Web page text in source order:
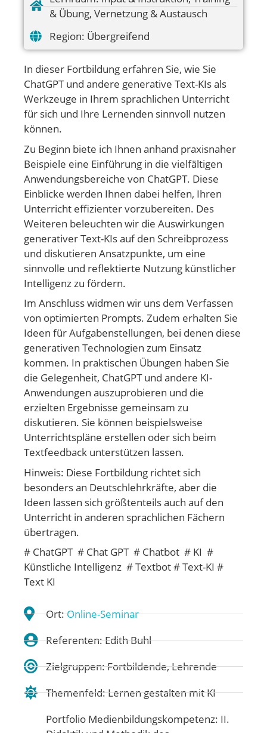
& Übung, Vernetzung & Austausch
Region: Übergreifend
In dieser Fortbildung erfahren Sie, wie Sie
ChatGPT und andere generative Text-KIs als
Werkzeuge in Ihrem sprachlichen Unterricht
für sich und Ihre Lernenden sinnvoll nutzen
können.
Zu Beginn biete ich Ihnen anhand praxisnaher
Beispiele eine Einführung in die vielfältigen
Anwendungsbereiche von ChatGPT. Diese
Einblicke werden Ihnen dabei helfen, Ihren
Unterricht effizienter vorzubereiten. Des
Weiteren beleuchten wir die Auswirkungen
generativer Text-KIs auf den Schreibprozess
und diskutieren Ansatzpunkte, um eine
sinnvolle und reflektierte Nutzung künstlicher
Intelligenz zu fördern.
Im Anschluss widmen wir uns dem Verfassen
von optimierten Prompts. Zudem erhalten Sie
Ideen für Aufgabenstellungen, bei denen diese
generativen Technologien zum Einsatz
kommen. In praktischen Übungen haben Sie
die Gelegenheit, ChatGPT und andere KI-
Anwendungen auszuprobieren und die
erzielten Ergebnisse gemeinsam zu
diskutieren. Sie können beispielsweise
Unterrichtspläne erstellen oder sich beim
Textfeedback unterstützen lassen.
Hinweis: Diese Fortbildung richtet sich
besonders an Deutschlehrkräfte, aber die
Ideen lassen sich größtenteils auch auf den
Unterricht in anderen sprachlichen Fächern
übertragen.
# ChatGPT # Chat GPT # Chatbot # KI #
Künstliche Intelligenz # Textbot # Text-KI #
Text KI
Ort:Online-Seminar
Referenten: Edith Buhl
Zielgruppen: Fortbildende, Lehrende
Themenfeld:Lernen gestalten mit KI
Portfolio Medienbildungskompetenz: II.